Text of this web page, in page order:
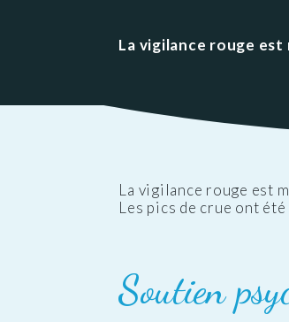
Conseil des Sages
autonomie)
Le vignobleLa vigilance rouge
La vigilance rouge est
Les pics de crue ont
Soutien